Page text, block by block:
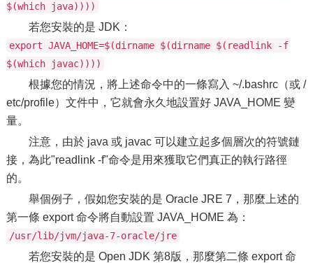
$(which java))))
若您安裝的是 JDK：
export JAVA_HOME=$(dirname $(dirname $(readlink -f
$(which javac))))
根據您的情況，將上述命令中的一條寫入 ~/.bashrc（或 /
etc/profile）文件中，它就會永久地設置好 JAVA_HOME 變
量。
注意，由於 java 或 javac 可以建立起多個層次的符號鏈
接，為此"readlink -f"命令是用來獲取它們真正的執行路徑
的。
舉個例子，假如您安裝的是 Oracle JRE 7，那麼上述的
第一條 export 命令將自動設置 JAVA_HOME 為：
/usr/lib/jvm/java-7-oracle/jre
若您安裝的是 Open JDK 第8版，那麼第二條 export 命